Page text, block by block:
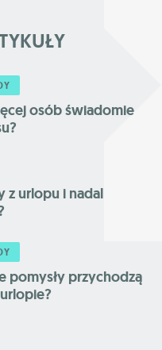
osób świadomie
z urlopu i nadal
pomysły przychodzą